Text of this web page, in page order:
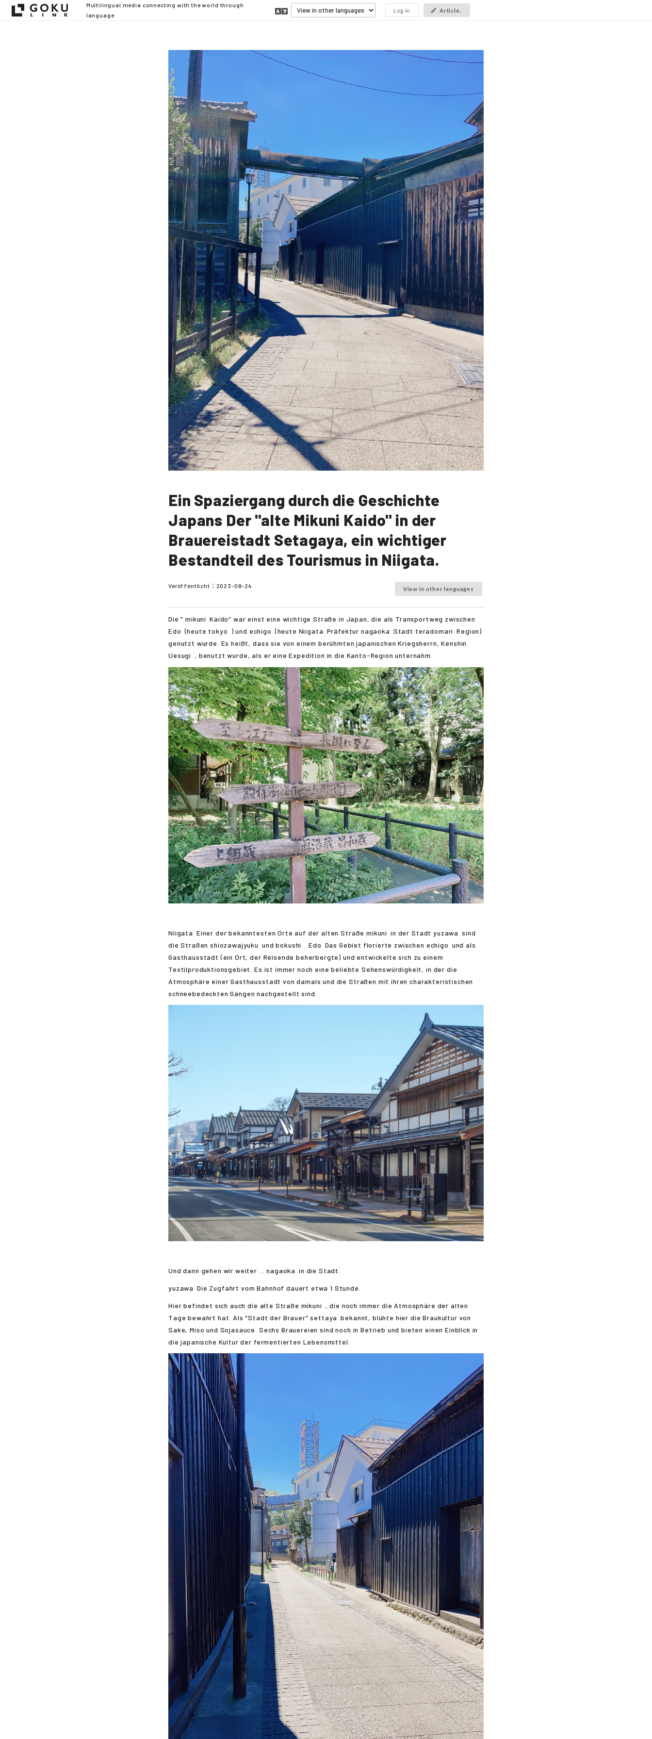
Multilingual media connecting with the world through
language
Log in Article.
Ein Spaziergang durch die Geschichte
Japans Der "alte Mikuni Kaido" in der
Brauereistadt Setagaya, ein wichtiger
Bestandteil des Tourismus in Niigata.
Veröffentlicht： 2023-08-24 View in other languages
Die "mikuni Kaido" war einst eine wichtige Straße in Japan, die als Transportweg zwischen
Edo (heute tokyo ) und echigo (heute Niigata Präfektur nagaoka Stadt teradomari Region)
genutzt wurde. Es heißt, dass sie von einem berühmten japanischen Kriegsherrn,Kenshin
Uesugi , benutzt wurde, als er eine Expedition in die Kanto-Region unternahm.
Niigata Einer der bekanntesten Orte auf der alten Straßemikuni in der Stadtyuzawa sind
die Straßenshiozawajyuku undbokushi Edo Das Gebiet florierte zwischen echigo und als
Gasthausstadt (ein Ort, der Reisende beherbergte) und entwickelte sich zu einem
Textilproduktionsgebiet. Es ist immer noch eine beliebte Sehenswürdigkeit, in der die
Atmosphäre einer Gasthausstadt von damals und die Straßen mit ihren charakteristischen
schneebedeckten Gängen nachgestellt sind.
Und dann gehen wir weiter ...nagaoka in die Stadt.
yuzawa Die Zugfahrt vom Bahnhof dauert etwa 1 Stunde.
Hier befindet sich auch die alte Straße mikuni , die noch immer die Atmosphäre der alten
Tage bewahrt hat. Als "Stadt der Brauer"settaya bekannt, blühte hier die Braukultur von
Sake, Miso und Sojasauce. Sechs Brauereien sind noch in Betrieb und bieten einen Einblick in
die japanische Kultur der fermentierten Lebensmittel.